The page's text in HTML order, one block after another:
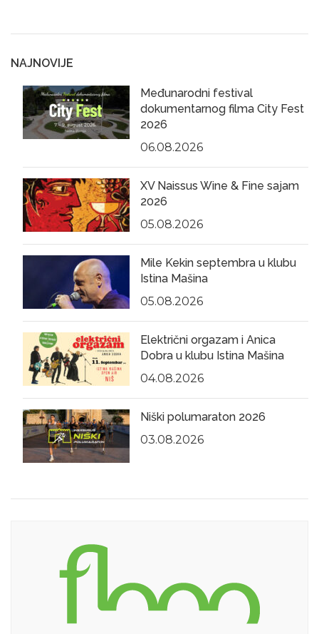
NAJNOVIJE
Međunarodni festival
dokumentarnog filma City Fest
2026
06.08.2026
XV Naissus Wine & Fine sajam
2026
05.08.2026
Mile Kekin septembra u klubu
Istina Mašina
05.08.2026
Električni orgazam i Anica
Dobra u klubu Istina Mašina
04.08.2026
Niški polumaraton 2026
03.08.2026